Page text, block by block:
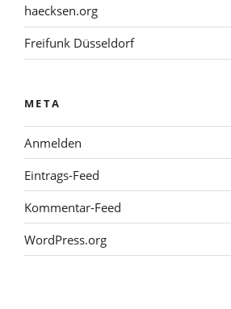
haecksen.org
Freifunk Düsseldorf
META
Anmelden
Eintrags-Feed
Kommentar-Feed
WordPress.org